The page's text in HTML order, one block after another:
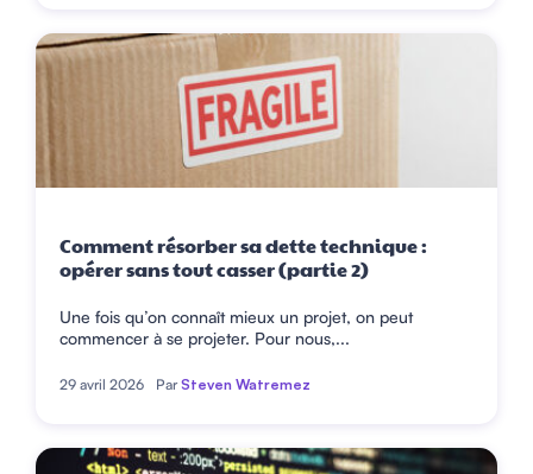
Comment résorber sa dette technique :
opérer sans tout casser (partie 2)
Une fois qu’on connaît mieux un projet, on peut
commencer à se projeter. Pour nous,...
29 avril 2026 ParSteven Watremez